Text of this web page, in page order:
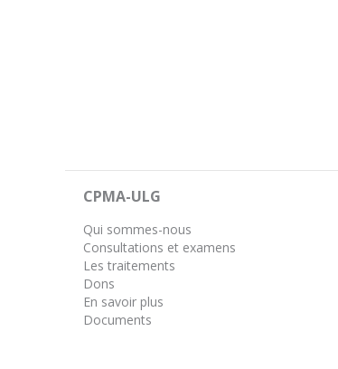
CPMA-ULG
Qui sommes-nous
Consultations et examens
Les traitements
Dons
En savoir plus
Documents